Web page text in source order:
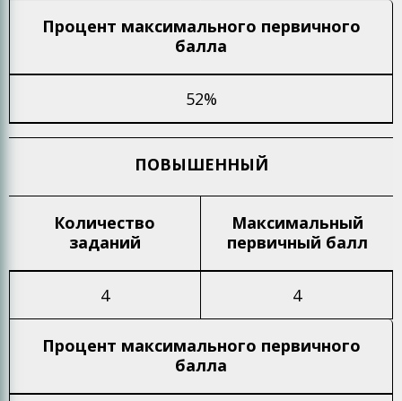
Процент максимального первичного
балла
52%
ПОВЫШЕННЫЙ
Количество
заданий
Максимальный
первичный балл
4 4
Процент максимального первичного
балла